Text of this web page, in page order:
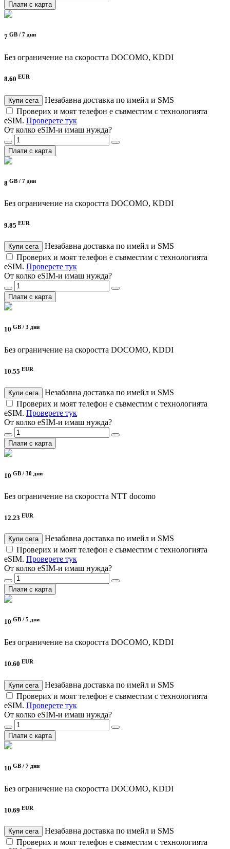
Плати с карта
7 GB / 7 дни
Без ограничение на скоростта DOCOMO, KDDI
8.60 EUR
Купи сега
Незабавна доставка по имейл и SMS
Проверих и моят телефон е съвместим с технологията
eSIM. Проверете тук
От колко eSIM-и имаш нужда?
Плати с карта
8 GB / 7 дни
Без ограничение на скоростта DOCOMO, KDDI
9.85 EUR
Купи сега
Незабавна доставка по имейл и SMS
Проверих и моят телефон е съвместим с технологията
eSIM. Проверете тук
От колко eSIM-и имаш нужда?
Плати с карта
10 GB / 3 дни
Без ограничение на скоростта DOCOMO, KDDI
10.55 EUR
Купи сега
Незабавна доставка по имейл и SMS
Проверих и моят телефон е съвместим с технологията
eSIM. Проверете тук
От колко eSIM-и имаш нужда?
Плати с карта
10 GB / 30 дни
Без ограничение на скоростта NTT docomo
12.23 EUR
Купи сега
Незабавна доставка по имейл и SMS
Проверих и моят телефон е съвместим с технологията
eSIM. Проверете тук
От колко eSIM-и имаш нужда?
Плати с карта
10 GB / 5 дни
Без ограничение на скоростта DOCOMO, KDDI
10.60 EUR
Купи сега
Незабавна доставка по имейл и SMS
Проверих и моят телефон е съвместим с технологията
eSIM. Проверете тук
От колко eSIM-и имаш нужда?
Плати с карта
10 GB / 7 дни
Без ограничение на скоростта DOCOMO, KDDI
10.69 EUR
Купи сега
Незабавна доставка по имейл и SMS
Проверих и моят телефон е съвместим с технологията